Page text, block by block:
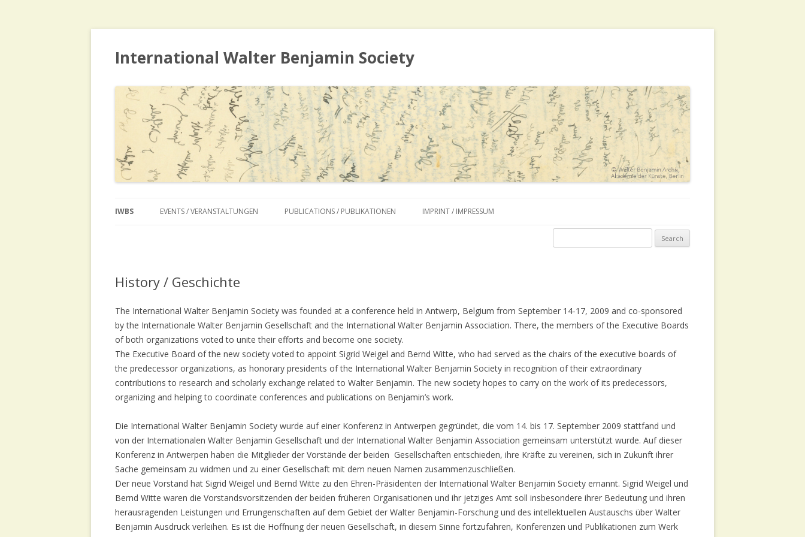
International Walter Benjamin Society
IWBS
ACCESSION / BEITRITT
CONTACT / KONTAKT
EVENTS / VERANSTALTUNGEN
EVENT ARCHIVE /
VERANSTALTUNGS ARCHIV
PUBLICATIONS / PUBLIKATIONEN IMPRINT / IMPRESSUM
Search for:
History / Geschichte
The International Walter Benjamin Society was founded at a conference held in Antwerp, Belgium from September 14-17, 2009 and co-sponsored
by the Internationale Walter Benjamin Gesellschaft and the International Walter Benjamin Association. There, the members of the Executive Boards
of both organizations voted to unite their efforts and become one society.
The Executive Board of the new society voted to appoint Sigrid Weigel and Bernd Witte, who had served as the chairs of the executive boards of
the predecessor organizations, as honorary presidents of the International Walter Benjamin Society in recognition of their extraordinary
contributions to research and scholarly exchange related to Walter Benjamin. The new society hopes to carry on the work of its predecessors,
organizing and helping to coordinate conferences and publications on Benjamin’s work.
Die International Walter Benjamin Society wurde auf einer Konferenz in Antwerpen gegründet, die vom 14. bis 17. September 2009 stattfand und
von der Internationalen Walter Benjamin Gesellschaft und der International Walter Benjamin Association gemeinsam unterstützt wurde. Auf dieser
Konferenz in Antwerpen haben die Mitglieder der Vorstände der beiden Gesellschaften entschieden, ihre Kräfte zu vereinen, sich in Zukunft ihrer
Sache gemeinsam zu widmen und zu einer Gesellschaft mit dem neuen Namen zusammenzuschließen.
Der neue Vorstand hat Sigrid Weigel und Bernd Witte zu den Ehren-Präsidenten der International Walter Benjamin Society ernannt. Sigrid Weigel und
Bernd Witte waren die Vorstandsvorsitzenden der beiden früheren Organisationen und ihr jetziges Amt soll insbesondere ihrer Bedeutung und ihren
herausragenden Leistungen und Errungenschaften auf dem Gebiet der Walter Benjamin-Forschung und des intellektuellen Austauschs über Walter
Benjamin Ausdruck verleihen. Es ist die Hoffnung der neuen Gesellschaft, in diesem Sinne fortzufahren, Konferenzen und Publikationen zum Werk